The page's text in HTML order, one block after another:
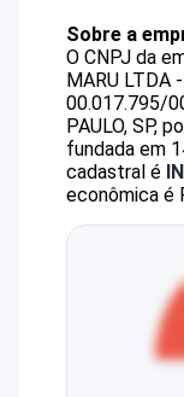
Sobre a
O CNPJ da
MARU LTDA
00.017.795/
PAULO, SP,
fundada em
cadastral é
econômica é